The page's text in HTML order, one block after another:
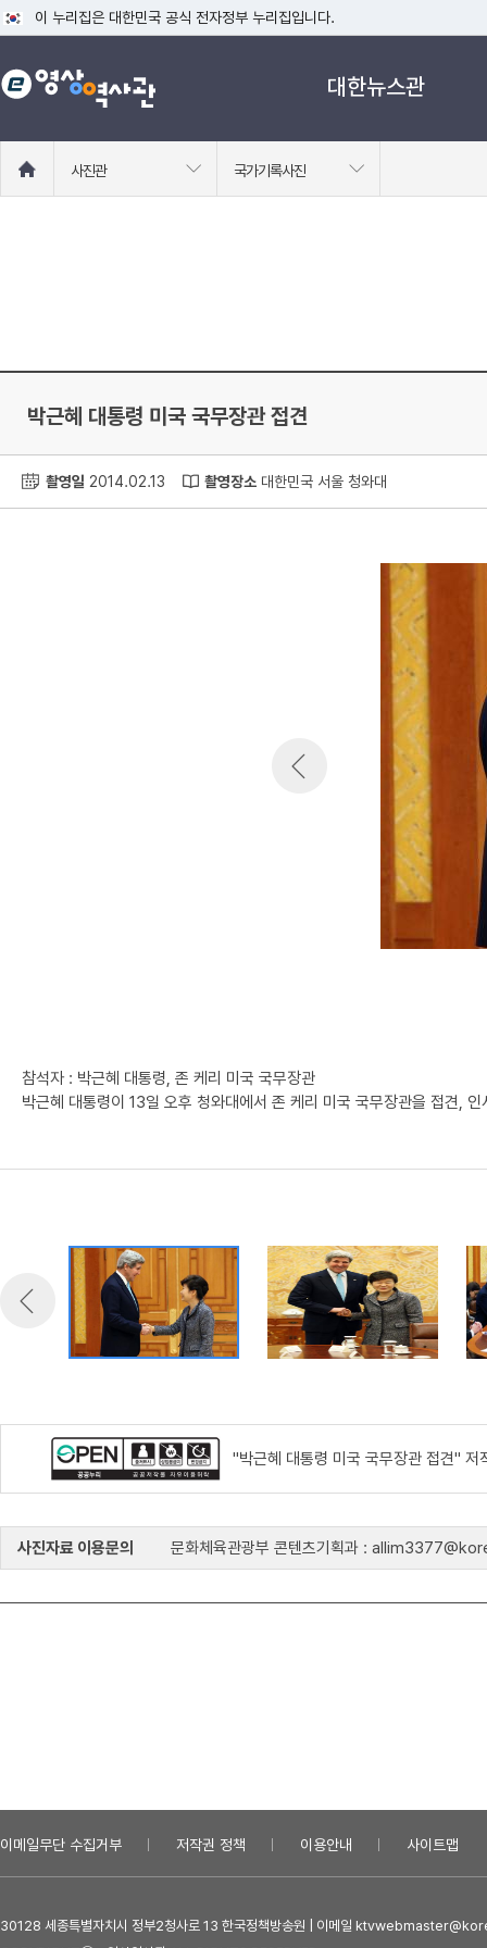
이 누리집은 대한민국 공식 전자정부 누리집입니다.
공식 누리집 주소 확인하기
go.kr 주소를 사용하는 누리집은 대한민국 정부기관이 관리하는 누리집입니
대한뉴스관
로
사진관 국가기록사진
박근혜 대통령 미국 국무장관 접견
촬영일 2014.02.13 촬영장소 대한민국 서울 청와대
참석자 : 박근혜 대통령, 존 케리 미국 국무장관
박근혜 대통령이 13일 오후 청와대에서 존 케리 미국 국무장관을 접견,
"박근혜 대통령 미국 국무장관 접견"
사진자료 이용문의 문화체육관광부 콘텐츠기획과 :
이메일무단 수집거부 저작권 정책 이용안내 사이트맵
30128 세종특별자치시 정부2청사로 13 한국정책방송원 | 이메일